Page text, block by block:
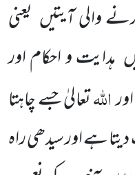
والی آیتیں یعنی
ہدایت و احکام اور
اللہتعالیٰ جسے چاہتا
ہے اور سیدھی راہ